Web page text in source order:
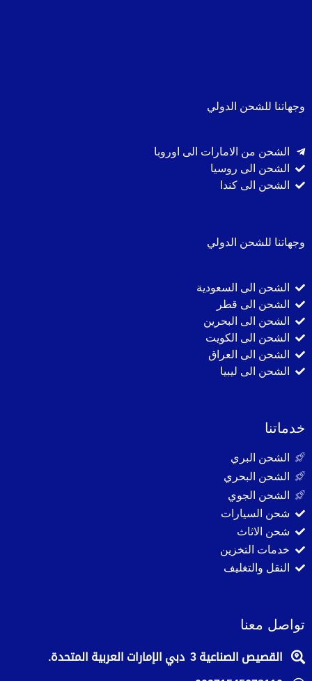
وجهاتنا للشحن الدولي
الشحن من الامارات الى اوروبا
الشحن الى روسيا
الشحن الى كندا
وجهاتنا للشحن الدولي
الشحن الى السعودية
الشحن الى قطر
الشحن الى البحرين
الشحن الى الكويت
الشحن الى العراق
الشحن الى ليبيا
خدماتنا
الشحن البري
الشحن البحري
الشحن الجوي
شحن السيارات
شحن الاثاث
خدمات التخزين
النقل والتغليف
تواصل معنا
القصيص الصناعية 3 دبي الإمارات العربية المتحدة.